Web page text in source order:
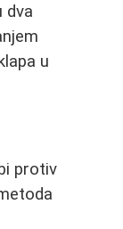
dva
u
protiv